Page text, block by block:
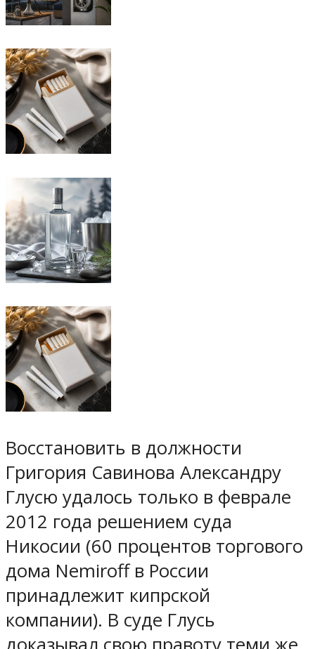
Восстановить в должности
Григория Савинова Александру
Глусю удалось только в феврале
2012 года решением суда
Никосии (60 процентов торгового
дома Nemiroff в России
принадлежит кипрской
компании). В суде Глусь